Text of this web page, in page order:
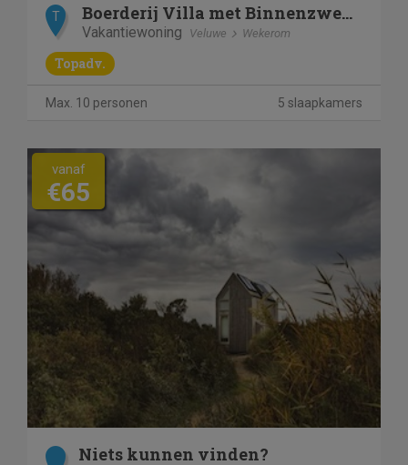
T Boerderij Villa met Binnenzwembad & Wellness | 10 personen
Vakantiewoning Veluwe Wekerom
Topadv.
Max. 10 personen 5 slaapkamers
vanaf
€65
Niets kunnen vinden?